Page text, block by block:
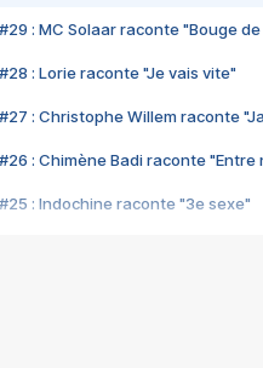
#29 : MC Solaar raconte "Bouge de
#28 : Lorie raconte "Je vais vite"
#27 : Christophe Willem raconte
#26 : Chimène Badi raconte "Entre
#25 : Indochine raconte "3e sexe"